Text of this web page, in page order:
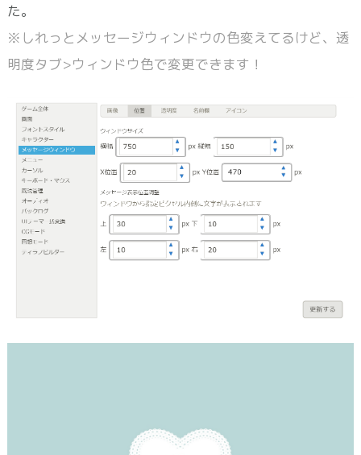
た。
※ しれっとメッセージウィンドウの色変えてるけど、透
明度タブ>ウィンドウ色で変更できます！